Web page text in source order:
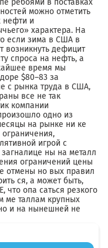
ребоями в поставках
можно отметить
нефти и
характера. На
если зима в США в
возникнуть дефицит
спроса на нефть, а
время мы
$80–83 за
с рынка труда в США,
все не так
компании
одно из
на рынке ни ке
игрой с
ны на металл
ограничений цены
отмены но вых правил
ся, а может быть,
что опа саться резкого
ме таллам крупных
и на нынешней не